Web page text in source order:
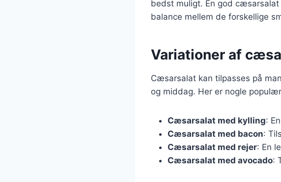
bedst muligt. En god
balance mellem de forskellige
Variationer af
Cæsarsalat kan tilpasses på
og middag. Her er nogle
Cæsarsalat med kylling:
Cæsarsalat med bacon:
Cæsarsalat med rejer: En
Cæsarsalat med avocado: